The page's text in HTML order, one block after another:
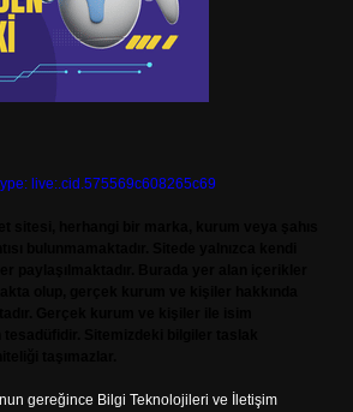
live:.cid.575569c608265c69
gereğince Bilgi Teknolojileri ve İletişim